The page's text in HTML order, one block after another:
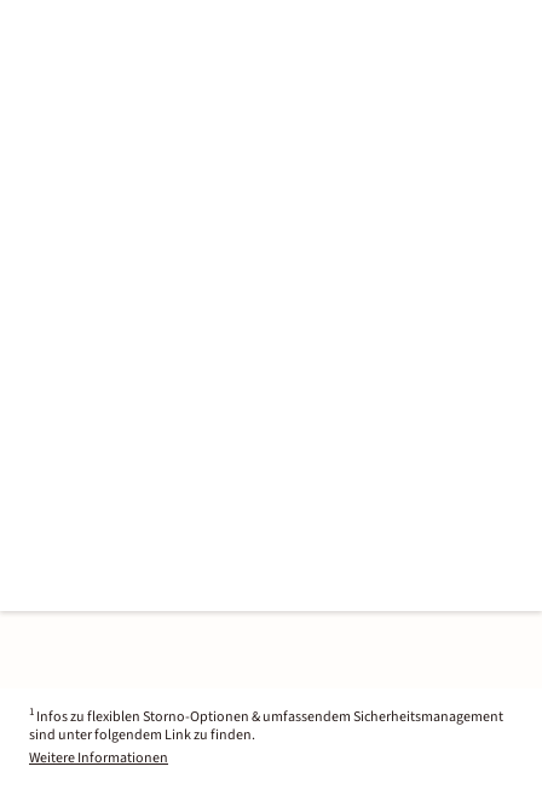
1 Infos zu flexiblen Storno-Optionen & umfassendem Sicherheitsmanagement
sind unter folgendem Link zu finden.
Weitere Informationen